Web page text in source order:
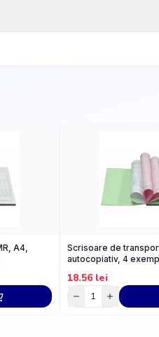
A4,
Scrisoare de
autocopiativ, 4
18.56lei